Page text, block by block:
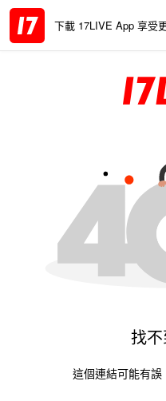
下載 17LIVE App 享受
找
這個連結可能有誤